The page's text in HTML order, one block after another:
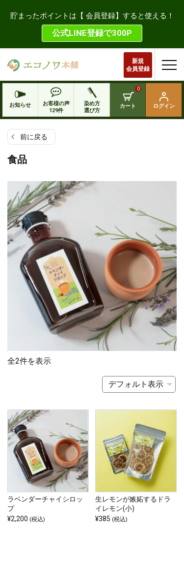
新規
会員登録
お知らせ
お客様の声
129件
染め方
選び方
ログイン
0
カート
前に戻る
食品
全2件を表示
ラベンダーチャイシロッ
プ
¥2,200 (税込)
生レモンが嫉妬するドラ
イレモン(小)
¥385 (税込)
貯まったポイントは【 会員登録】すると使える！
公式LINE登録で300P